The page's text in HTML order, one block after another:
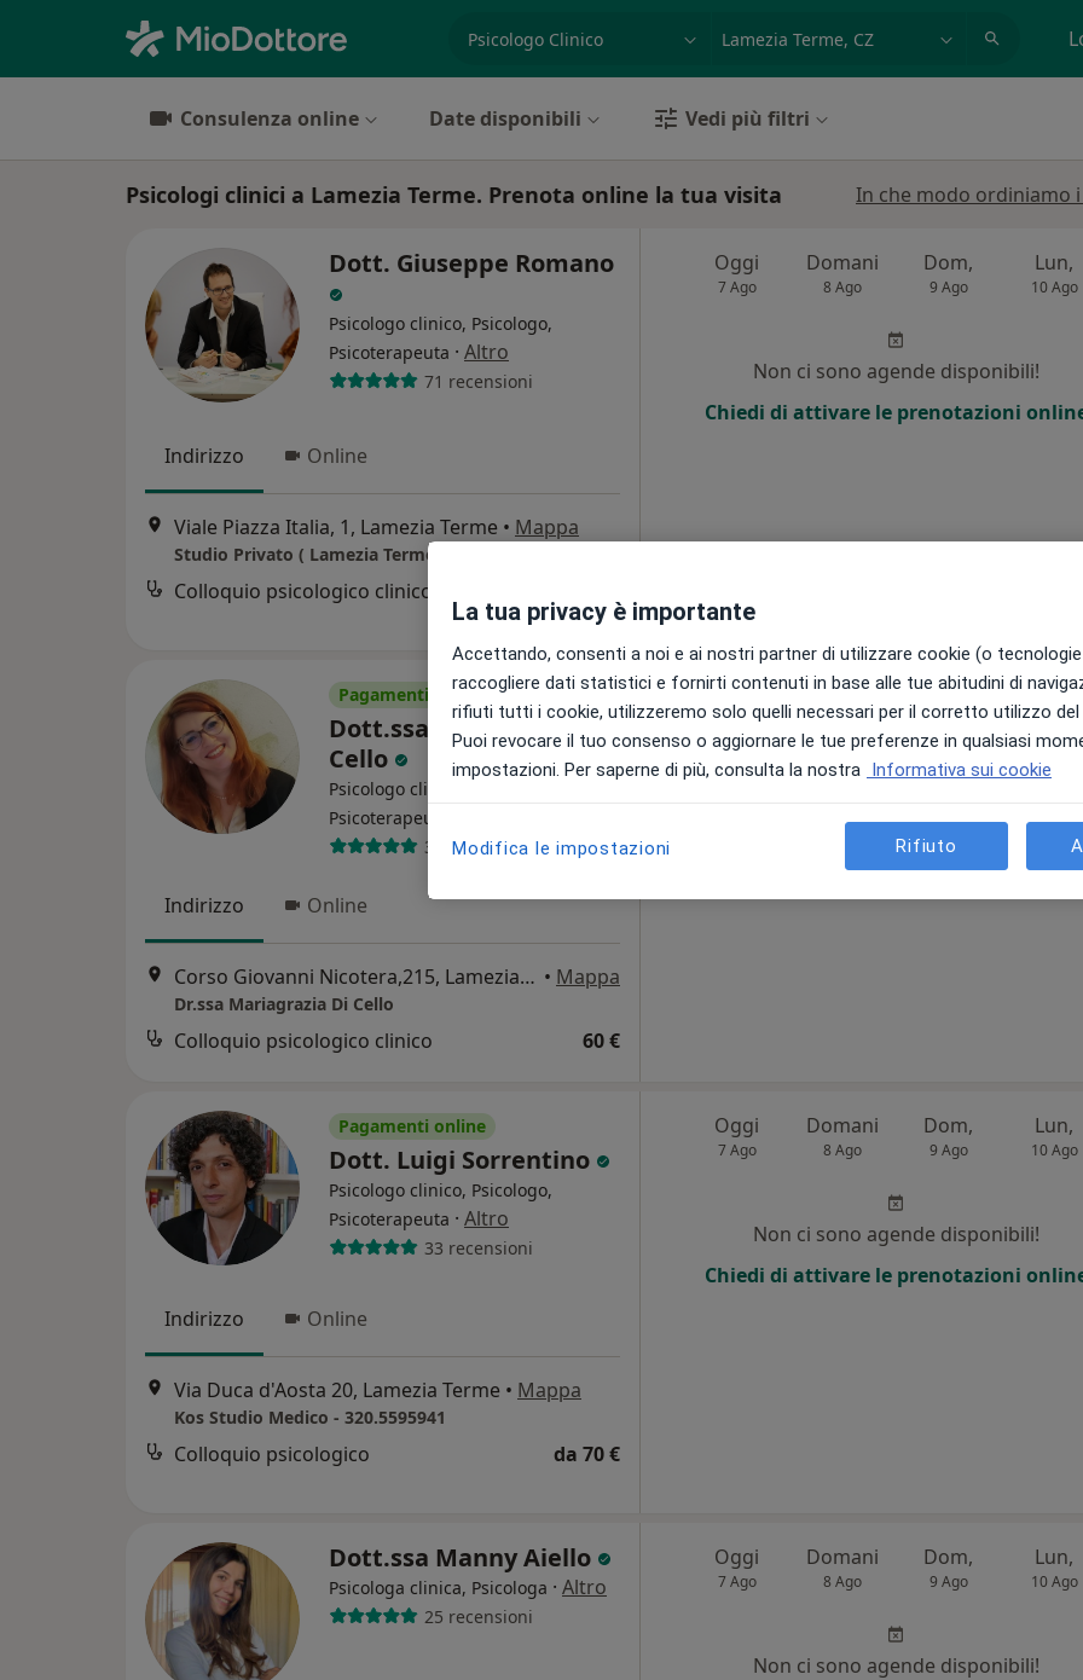
Consulenza online Date disponibili Vedi più filtri
Psicologi clinici a Lamezia Terme. Prenota online la tua visita In che modo ordiniamo
Dott. Giuseppe Romano
Psicologo clinico, Psicologo,
Psicoterapeuta · Altro
71 recensioni
Indirizzo Online
Viale Piazza Italia, 1, Lamezia Terme • Mappa
Studio Privato ( Lamezia Terme )
Colloquio psicologico clinico
Oggi
7 Ago
Domani
8 Ago
Dom,
9 Ago
Lun,
10 Ago
Non ci sono agende disponibili!
Chiedi di attivare le prenotazioni
Pagamenti online
Dott.ssa Mariagrazia Di
Cello
Psicologo clinico, Psicologo,
Psicoterapeuta
30 recensioni
Indirizzo Online
Corso Giovanni Nicotera,215, Lamezia Terme • Mappa
Dr.ssa Mariagrazia Di Cello
Colloquio psicologico clinico 60 €
Oggi
7 Ago
Domani
8 Ago
Dom,
9 Ago
Lun,
10 Ago
Chiedi di attivare le prenotazioni
Pagamenti online
Dott. Luigi Sorrentino
Psicologo clinico, Psicologo,
Psicoterapeuta · Altro
33 recensioni
Indirizzo Online
Via Duca d'Aosta 20, Lamezia Terme • Mappa
Kos Studio Medico - 320.5595941
Colloquio psicologico da 70 €
Oggi
7 Ago
Domani
8 Ago
Dom,
9 Ago
Lun,
10 Ago
Non ci sono agende disponibili!
Chiedi di attivare le prenotazioni
Dott.ssa Manny Aiello
Psicologa clinica, Psicologa · Altro
25 recensioni
Oggi
7 Ago
Domani
8 Ago
Dom,
9 Ago
Lun,
10 Ago
Non ci sono agende disponibili!
La tua privacy è importante
Accettando, consenti a noi e ai nostri partner di utilizzare cookie (o
raccogliere dati statistici e fornirti contenuti in base alle tue abitudini di
rifiuti tutti i cookie, utilizzeremo solo quelli necessari per il corretto utilizzo
Puoi revocare il tuo consenso o aggiornare le tue preferenze in qualsiasi
impostazioni. Per saperne di più, consulta la nostra Informativa sui cookie
Modifica le impostazioni Rifiuto